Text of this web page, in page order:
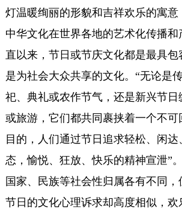
灯温暖绚丽的形貌和吉祥欢乐的寓
中华文化在世界各地的艺术化传播和
直以来，节日或节庆文化都是最具
是为社会大众共享的文化。“无论是
祀、典礼或农作节气，还是新兴节日
或旅游，它们都共同裹挟着一个不可
目的，人们通过节日追求轻松、闲
态，愉悦、狂放、快乐的精神宣泄”
国家、民族等社会性归属各有不同，
节日的文化心理诉求却高度相似，欢